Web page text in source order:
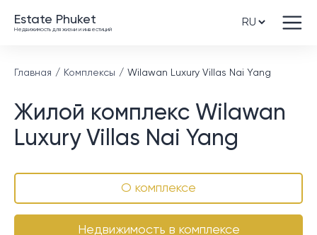
Estate Phuket
Недвижимость для жизни и инвестиций
Главная Комплексы Wilawan Luxury Villas Nai Yang
Жилой комплекс Wilawan
Luxury Villas Nai Yang
О комплексе
Недвижимость в комплексе